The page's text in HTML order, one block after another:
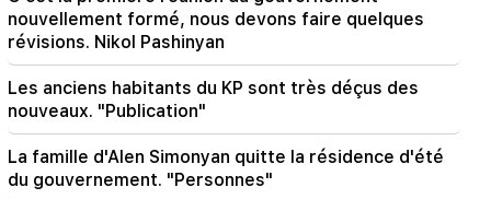
18:35
La Russie est prête à poursuivre la gestion des
concessions des chemins de fer arméniens.
Overchuk
18:21
Les restrictions déraisonnables imposées à
l’exportation de produits arméniens vers le
nouvellement formé, nous devons faire quelques
révisions. Nikol Pashinyan
Les anciens habitants du KP sont très déçus des
nouveaux. "Publication"
La famille d'Alen Simonyan quitte la résidence d'été
du gouvernement. "Personnes"